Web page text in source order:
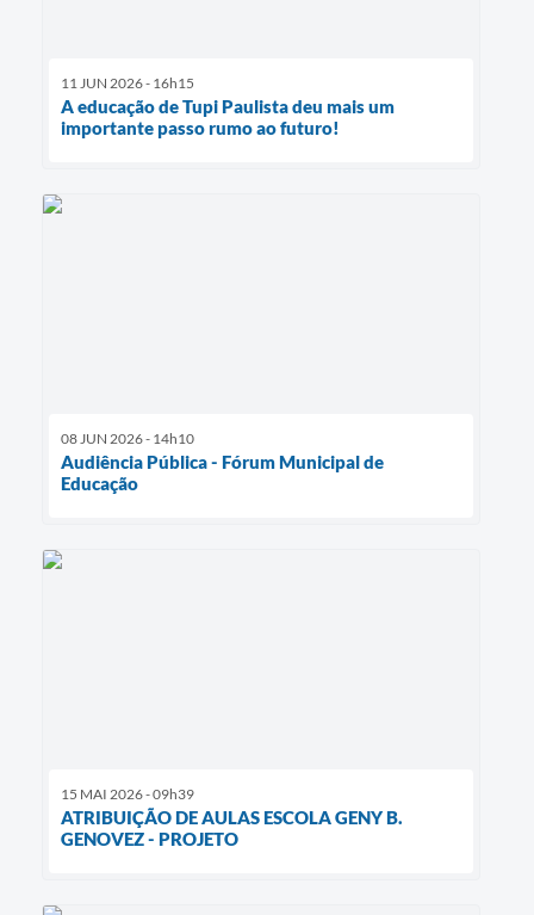
11 JUN 2026 - 16h15
A educação de Tupi Paulista deu mais um
importante passo rumo ao futuro!
08 JUN 2026 - 14h10
Audiência Pública - Fórum Municipal de
Educação
15 MAI 2026 - 09h39
ATRIBUIÇÃO DE AULAS ESCOLA GENY B.
GENOVEZ - PROJETO